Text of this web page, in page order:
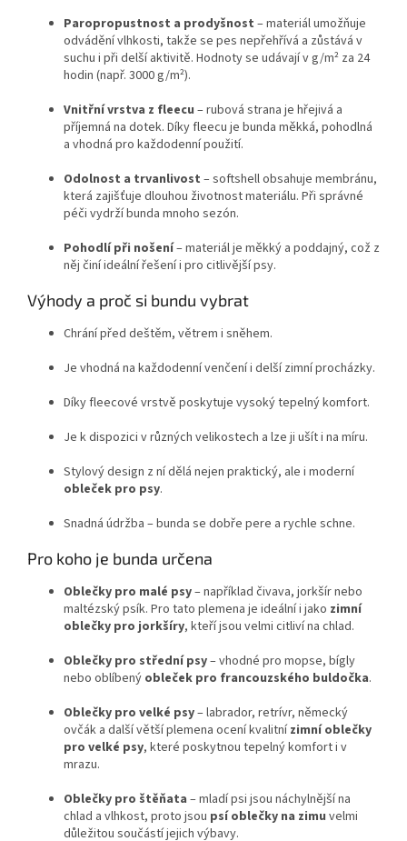
Paropropustnost a prodyšnost – materiál umožňuje
odvádění vlhkosti, takže se pes nepřehřívá a zůstává v
suchu i při delší aktivitě. Hodnoty se udávají v g/m² za 24
hodin (např. 3000 g/m²).
Vnitřní vrstva z fleecu – rubová strana je hřejivá a
příjemná na dotek. Díky fleecu je bunda měkká, pohodlná
a vhodná pro každodenní použití.
Odolnost a trvanlivost – softshell obsahuje membránu,
která zajišťuje dlouhou životnost materiálu. Při správné
péči vydrží bunda mnoho sezón.
Pohodlí při nošení– materiál je měkký a poddajný, což z
něj činí ideální řešení i pro citlivější psy.
Výhody a proč si bundu vybrat
Chrání před deštěm, větrem i sněhem.
Je vhodná na každodenní venčení i delší zimní procházky.
Díky fleecové vrstvě poskytuje vysoký tepelný komfort.
Je k dispozici v různých velikostech a lze ji ušít i na míru.
Stylový design z ní dělá nejen praktický, ale i moderní
obleček pro psy.
Snadná údržba – bunda se dobře pere a rychle schne.
Pro koho je bunda určena
Oblečky pro malé psy– například čivava, jorkšír nebo
maltézský psík. Pro tato plemena je ideální i jako zimní
oblečky pro jorkšíry, kteří jsou velmi citliví na chlad.
Oblečky pro střední psy– vhodné pro mopse, bígly
nebo oblíbený obleček pro francouzského buldočka.
Oblečky pro velké psy– labrador, retrívr, německý
ovčák a další větší plemena ocení kvalitnízimní oblečky
pro velké psy, které poskytnou tepelný komfort i v
mrazu.
Oblečky pro štěňata – mladí psi jsou náchylnější na
chlad a vlhkost, proto jsou psí oblečky na zimu velmi
důležitou součástí jejich výbavy.